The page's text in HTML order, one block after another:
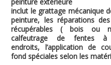
inclut le grattage mécanique
peinture, les réparations
récupérables ( bois ou
calfeutrage de fentes à
endroits, l’application de
fond spéciales selon les